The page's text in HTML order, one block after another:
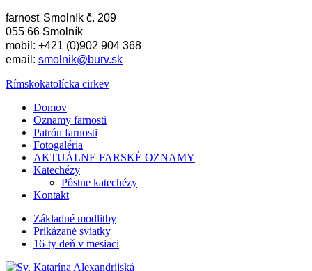
farnosť Smolník č. 209
055 66 Smolník
mobil: +421 (0)902 904 368
email: smolnik@burv.sk
Rímskokatolícka cirkev
Domov
Oznamy farnosti
Patrón farnosti
Fotogaléria
AKTUÁLNE FARSKÉ OZNAMY
Katechézy
Pôstne katechézy
Kontakt
Základné modlitby
Prikázané sviatky
16-ty deň v mesiaci